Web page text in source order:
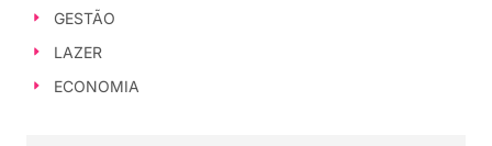
GESTÃO
LAZER
ECONOMIA